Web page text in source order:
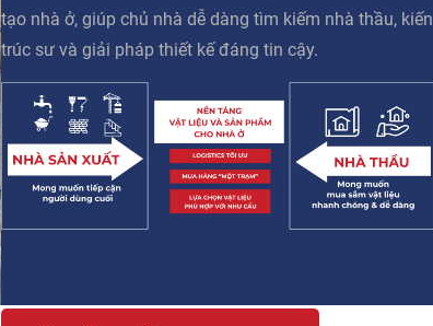
tạo nhà ở, giúp chủ nhà dễ dàng tìm kiếm nhà thầu, kiến
trúc sư và giải pháp thiết kế đáng tin cậy.